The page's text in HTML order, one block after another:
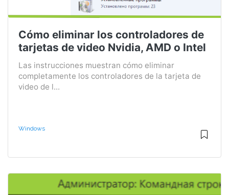
Cómo eliminar los controladores de
tarjetas de video Nvidia, AMD o Intel
Las instrucciones muestran cómo eliminar
completamente los controladores de la tarjeta de
video de l...
Windows